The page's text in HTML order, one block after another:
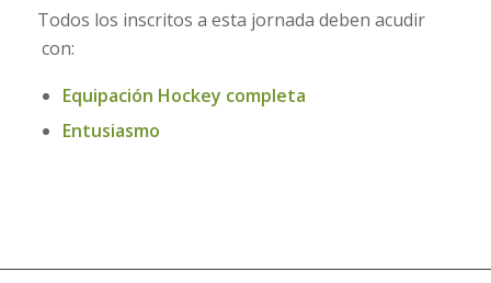
Todos los inscritos a esta jornada deben acudir
con:
Equipación Hockey completa
Entusiasmo